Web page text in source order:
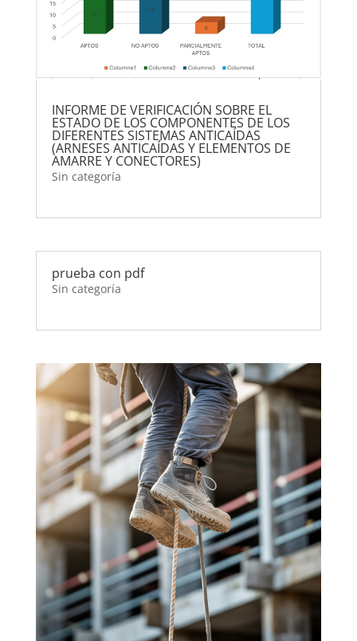
INFORME DE VERIFICACIÓN SOBRE EL
ESTADO DE LOS COMPONENTES DE LOS
DIFERENTES SISTEMAS ANTICAÍDAS
(ARNESES ANTICAÍDAS Y ELEMENTOS DE
AMARRE Y CONECTORES)
Sin categoría
prueba con pdf
Sin categoría